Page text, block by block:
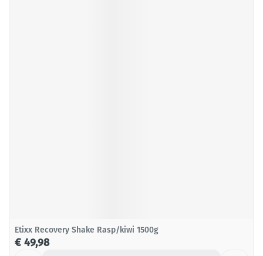
Etixx Recovery Shake Rasp/kiwi 1500g
€ 49,98